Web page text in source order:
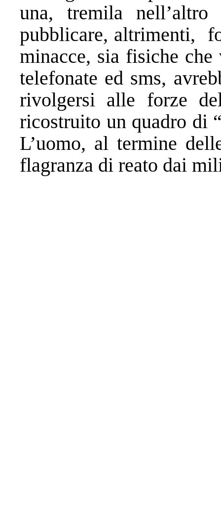
una, tremila
pubblicare, altrimenti,
minacce, sia fisiche che
telefonate ed sms,
rivolgersi alle forze
ricostruito un quadro di
L’uomo, al termine
flagranza di reato dai